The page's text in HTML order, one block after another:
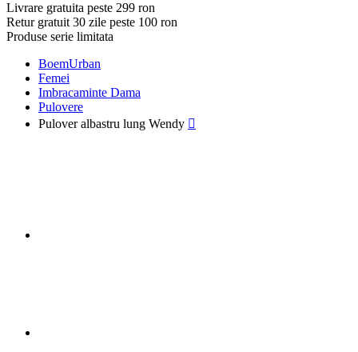
Livrare gratuita peste 299 ron
Retur gratuit 30 zile peste 100 ron
Produse serie limitata
BoemUrban
Femei
Imbracaminte Dama
Pulovere
Pulover albastru lung Wendy 